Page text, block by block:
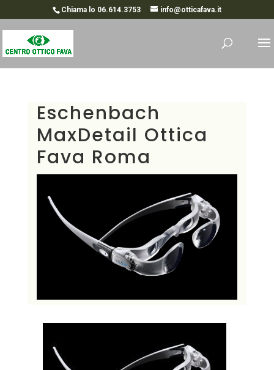
Chiama lo 06.614.3753 info@otticafava.it
Eschenbach
MaxDetail Ottica
Fava Roma